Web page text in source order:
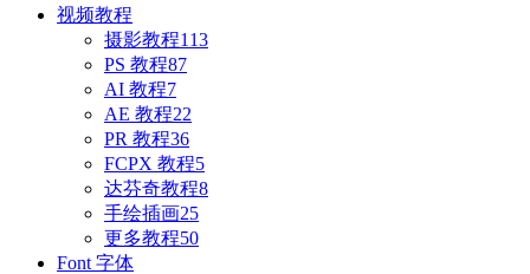
视频教程
摄影教程113
PS 教程87
AI 教程7
AE 教程22
PR 教程36
FCPX 教程5
达芬奇教程8
手绘插画25
更多教程50
Font 字体